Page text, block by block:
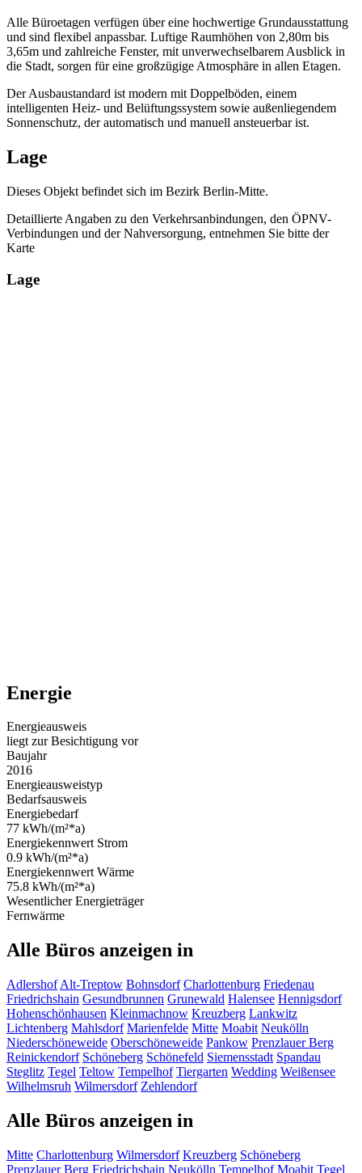
Alle Büroetagen verfügen über eine hochwertige Grundausstattung
und sind flexibel anpassbar. Luftige Raumhöhen von 2,80m bis
3,65m und zahlreiche Fenster, mit unverwechselbarem Ausblick in
die Stadt, sorgen für eine großzügige Atmosphäre in allen Etagen.
Der Ausbaustandard ist modern mit Doppelböden, einem
intelligenten Heiz- und Belüftungssystem sowie außenliegendem
Sonnenschutz, der automatisch und manuell ansteuerbar ist.
Lage
Dieses Objekt befindet sich im Bezirk Berlin-Mitte.
Detaillierte Angaben zu den Verkehrsanbindungen, den ÖPNV-
Verbindungen und der Nahversorgung, entnehmen Sie bitte der
Karte
Lage
Energie
Energieausweis
liegt zur Besichtigung vor
Baujahr
2016
Energieausweistyp
Bedarfsausweis
Energiebedarf
77 kWh/(m²*a)
Energiekennwert Strom
0.9 kWh/(m²*a)
Energiekennwert Wärme
75.8 kWh/(m²*a)
Wesentlicher Energieträger
Fernwärme
Alle Büros anzeigen in
Adlershof Alt-Treptow Bohnsdorf Charlottenburg Friedenau
Friedrichshain Gesundbrunnen Grunewald Halensee Hennigsdorf
Hohenschönhausen Kleinmachnow Kreuzberg Lankwitz
Lichtenberg Mahlsdorf Marienfelde Mitte Moabit Neukölln
Niederschöneweide Oberschöneweide Pankow Prenzlauer Berg
Reinickendorf Schöneberg Schönefeld Siemensstadt Spandau
Steglitz Tegel Teltow Tempelhof Tiergarten Wedding Weißensee
Wilhelmsruh Wilmersdorf Zehlendorf
Alle Büros anzeigen in
Mitte Charlottenburg Wilmersdorf Kreuzberg Schöneberg
Prenzlauer Berg Friedrichshain Neukölln Tempelhof Moabit Tegel